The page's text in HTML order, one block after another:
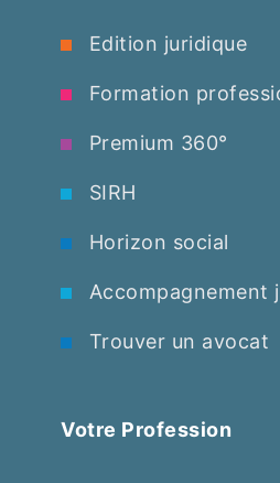
Edition juridique
Formation
Premium 360°
SIRH
Horizon social
Accompagnement
Trouver un avocat
Votre Profession